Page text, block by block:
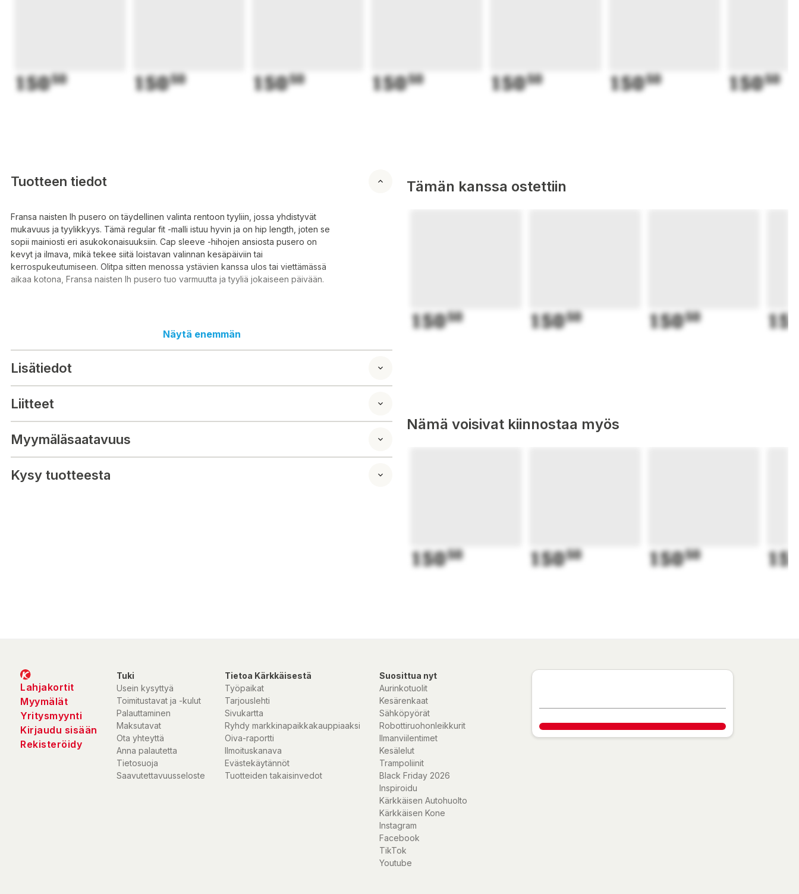
15050 15050 15050 15050 15050 15050 15050
Tuotteen tiedot
Fransa naisten lh pusero on täydellinen valinta rentoon tyyliin, jossa yhdistyvät
mukavuus ja tyylikkyys. Tämä regular fit -malli istuu hyvin ja on hip length, joten se
sopii mainiosti eri asukokonaisuuksiin. Cap sleeve -hihojen ansiosta pusero on
kevyt ja ilmava, mikä tekee siitä loistavan valinnan kesäpäiviin tai
kerrospukeutumiseen. Olitpa sitten menossa ystävien kanssa ulos tai viettämässä
aikaa kotona, Fransa naisten lh pusero tuo varmuutta ja tyyliä jokaiseen päivään.
Materiaalin yhdistelmä, joka koostuu 75% viskoosista ja 25% pellavasta, takaa, että
Näytä enemmän
Lisätiedot
Liitteet
Myymäläsaatavuus
Kysy tuotteesta
Tämän kanssa ostettiin
15050 15050 15050
Nämä voisivat kiinnostaa myös
15050 15050 15050
Lahjakortit
Myymälät
Yritysmyynti
Kirjaudu sisään
Rekisteröidy
Tuki
Usein kysyttyä
Toimitustavat ja -kulut
Palauttaminen
Maksutavat
Ota yhteyttä
Anna palautetta
Tietosuoja
Saavutettavuusseloste
Tietoa Kärkkäisestä
Työpaikat
Tarjouslehti
Sivukartta
Ryhdy markkinapaikkakauppiaaksi
Oiva-raportti
Ilmoituskanava
Evästekäytännöt
Tuotteiden takaisinvedot
Suosittua nyt
Aurinkotuolit
Kesärenkaat
Sähköpyörät
Robottiruohonleikkurit
Ilmanviilentimet
Kesälelut
Trampoliinit
Black Friday 2026
Inspiroidu
Kärkkäisen Autohuolto
Kärkkäisen Kone
Instagram
Facebook
TikTok
Youtube